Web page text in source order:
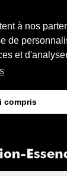
à nos
de
et
compris